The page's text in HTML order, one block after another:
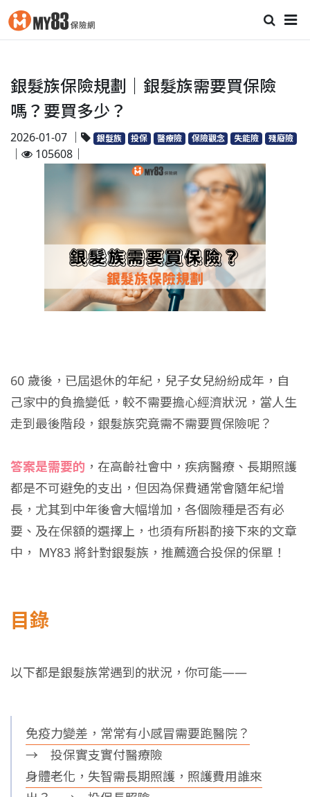
銀髮族保險規劃｜銀髮族需要買保險
嗎？要買多少？
2026-01-07 ｜ 銀髮族 投保 醫療險 保險觀念 失能險 殘廢險
105608｜
60 歲後，已屆退休的年紀，兒子女兒紛紛成年，自
己家中的負擔變低，較不需要擔心經濟狀況，當人生
走到最後階段，銀髮族究竟需不需要買保險呢？
答案是需要的 ，在高齡社會中，疾病醫療、長期照護
都是不可避免的支出，但因為保費通常會隨年紀增
長，尤其到中年後會大幅增加，各個險種是否有必
要、及在保額的選擇上，也須有所斟酌接下來的文章
中， MY83 將針對銀髮族，推薦適合投保的保單！
目錄
以下都是銀髮族常遇到的狀況，你可能——
免疫力變差，常常有小感冒需要跑醫院？
→ 投保實支實付醫療險
身體老化，失智需長期照護，照護費用誰來